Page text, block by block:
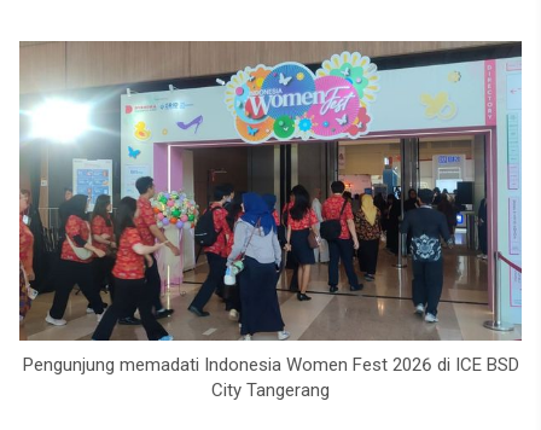
Pengunjung memadati Indonesia Women Fest 2026 di ICE BSD
City Tangerang